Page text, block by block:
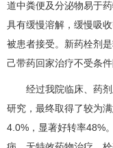
道中粪便及分泌物易于
具有缓慢溶解，缓慢吸
被患者接受。新药栓剂
己带药回家治疗不受条
经过我院临床、药剂
研究，最终取得了较为
4.0%，显著好转率48%